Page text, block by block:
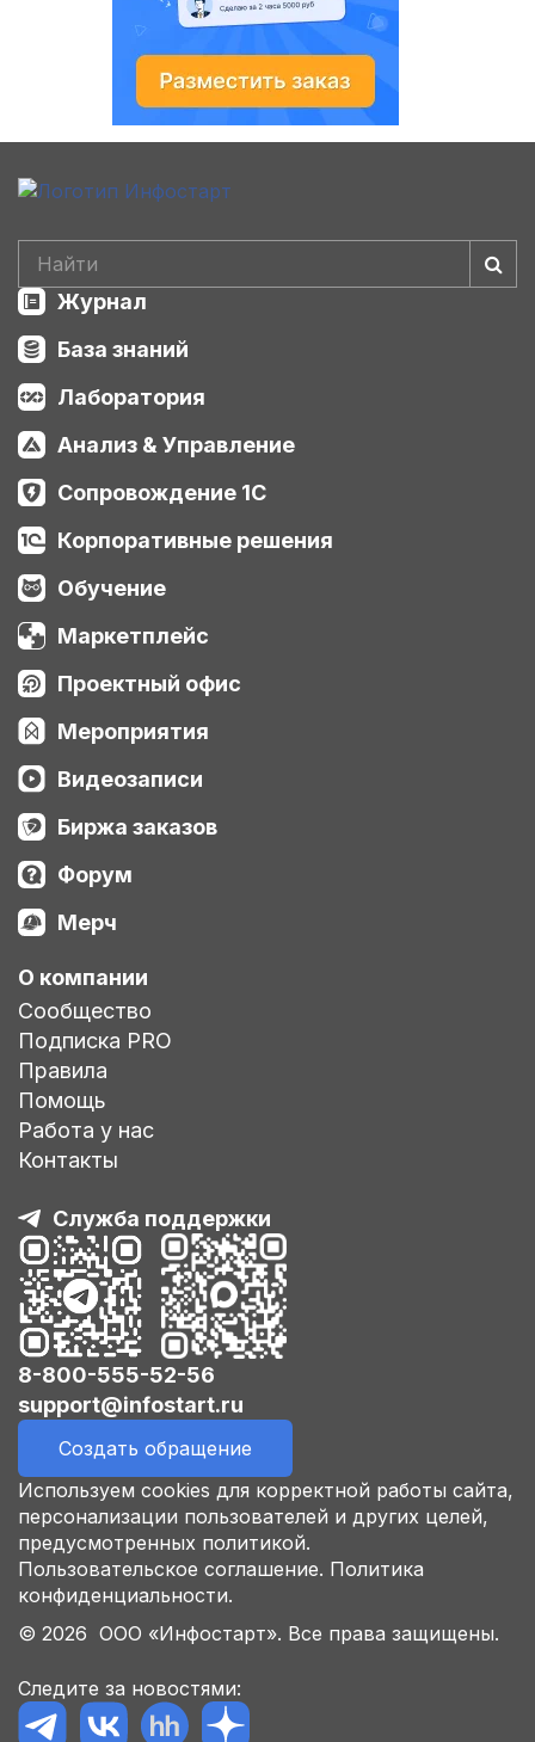
Журнал
База знаний
Лаборатория
Анализ & Управление
Сопровождение 1С
Корпоративные решения
Обучение
Маркетплейс
Проектный офис
Мероприятия
Видеозаписи
Биржа заказов
Форум
Мерч
О компании
Сообщество
Подписка PRO
Правила
Помощь
Работа у нас
Контакты
Служба поддержки
8-800-555-52-56
support@infostart.ru
Создать обращение
Используем cookies для корректной работы сайта,
персонализации пользователей и других целей,
предусмотренных политикой.
Пользовательское соглашение. Политика
конфиденциальности.
© 2026 ООО «Инфостарт». Все права защищены.
Следите за новостями: